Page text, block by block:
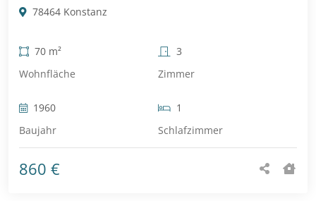
78464 Konstanz
70 m²
Wohnfläche
3
Zimmer
1960
Baujahr
1
Schlafzimmer
860 €